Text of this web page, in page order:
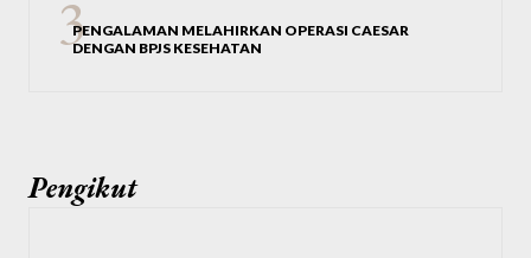
PENGALAMAN MELAHIRKAN OPERASI CAESAR
DENGAN BPJS KESEHATAN
Pengikut